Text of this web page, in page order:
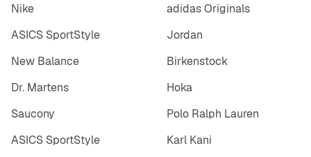
Nike
adidas Originals
ASICS SportStyle
Jordan
New Balance
Birkenstock
Dr. Martens
Hoka
Saucony
Polo Ralph Lauren
ASICS SportStyle
Karl Kani